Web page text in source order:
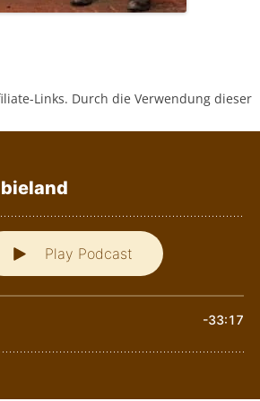
Links. Durch die Verwendung dieser